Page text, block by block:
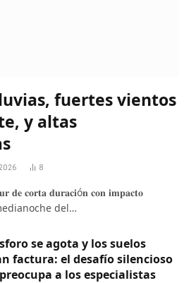
fuertes vientos
y altas
8
𝐝𝐞 𝐜𝐨𝐫𝐭𝐚 𝐝𝐮𝐫𝐚𝐜𝐢ó𝐧 𝐜𝐨𝐧 𝐢𝐦𝐩𝐚𝐜𝐭𝐨
del…
se agota y los suelos
factura: el desafío silencioso
a los especialistas